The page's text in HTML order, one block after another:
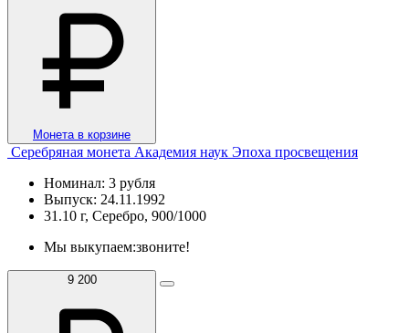
Монета в корзине
Серебряная монета Академия наук Эпоха просвещения
Номинал: 3 рубля
Выпуск: 24.11.1992
31.10 г, Серебро, 900/1000
Мы выкупаем:звоните!
9 200